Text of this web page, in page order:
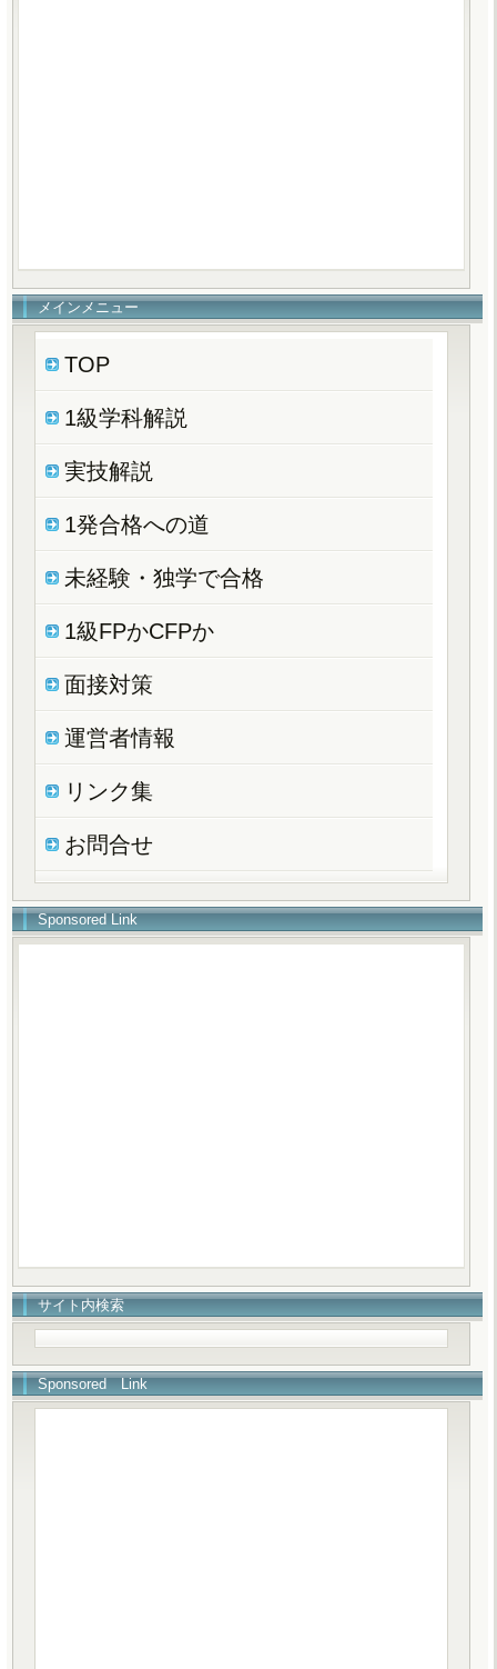
メインメニュー
TOP
1級学科解説
実技解説
1発合格への道
未経験・独学で合格
1級FPかCFPか
面接対策
運営者情報
リンク集
お問合せ
Sponsored Link
サイト内検索
Sponsored Link